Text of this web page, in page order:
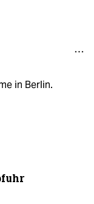
in Berlin.